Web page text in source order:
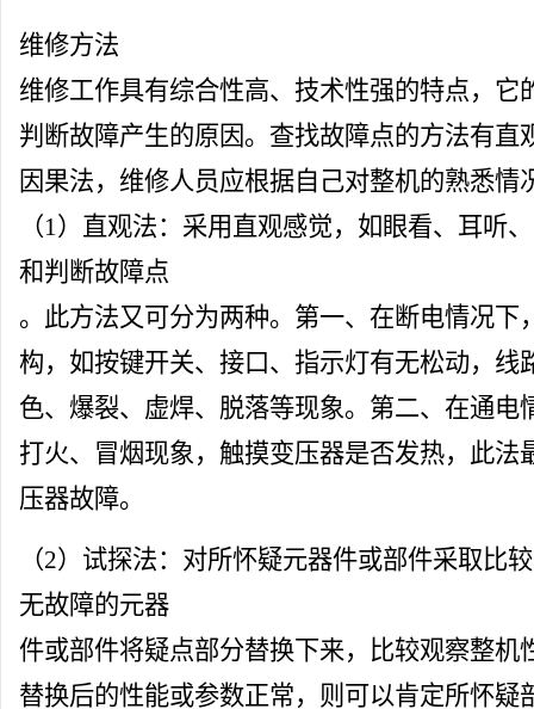
维修方法
维修工作具有综合性高、技术性强的特点，它
判断故障产生的原因。查找故障点的方法有直
因果法，维修人员应根据自己对整机的熟悉情
（1）直观法：采用直观感觉，如眼看、耳听
和判断故障点
。此方法又可分为两种。第一、在断电情况下
构，如按键开关、接口、指示灯有无松动，线
色、爆裂、虚焊、脱落等现象。第二、在通电
打火、冒烟现象，触摸变压器是否发热，此法
压器故障。
（2）试探法：对所怀疑元器件或部件采取比
无故障的元器
件或部件将疑点部分替换下来，比较观察整机
替换后的性能或参数正常，则可以肯定所怀疑